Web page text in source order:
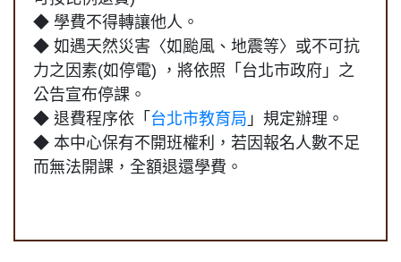
◆ 學費不得轉讓他人。
◆ 如遇天然災害〈如颱風、地震等〉或不可抗
力之因素(如停電) ，將依照「台北市政府」之
公告宣布停課。
◆ 退費程序依「 台北市教育局 」規定辦理。
◆ 本中心保有不開班權利，若因報名人數不足
而無法開課，全額退還學費。